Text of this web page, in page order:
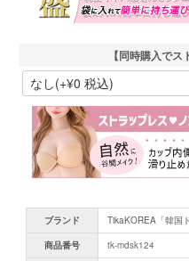
【同時購入で
ブランド
TikaKOREA「韓国
商品番号
tk-mdsk124